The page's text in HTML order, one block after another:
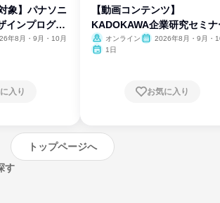
象】パナソニ
インプログラ
年8月・9月・10月
入り
【動画コンテンツ】
KADOKAWA企業研究セミナ
オンライン
2026年8月・9月・
1日
お気に入り
トップページへ
す